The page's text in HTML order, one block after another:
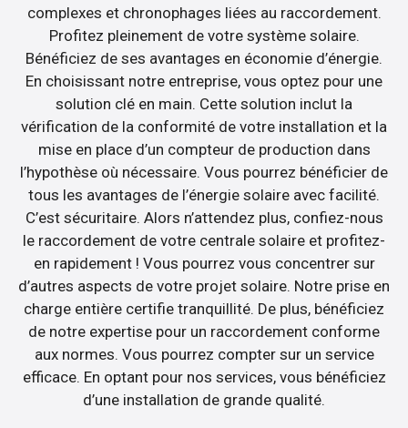
complexes et chronophages liées au raccordement.
Profitez pleinement de votre système solaire.
Bénéficiez de ses avantages en économie d’énergie.
En choisissant notre entreprise, vous optez pour une
solution clé en main. Cette solution inclut la
vérification de la conformité de votre installation et la
mise en place d’un compteur de production dans
l’hypothèse où nécessaire. Vous pourrez bénéficier de
tous les avantages de l’énergie solaire avec facilité.
C’est sécuritaire. Alors n’attendez plus, confiez-nous
le raccordement de votre centrale solaire et profitez-
en rapidement ! Vous pourrez vous concentrer sur
d’autres aspects de votre projet solaire. Notre prise en
charge entière certifie tranquillité. De plus, bénéficiez
de notre expertise pour un raccordement conforme
aux normes. Vous pourrez compter sur un service
efficace. En optant pour nos services, vous bénéficiez
d’une installation de grande qualité.